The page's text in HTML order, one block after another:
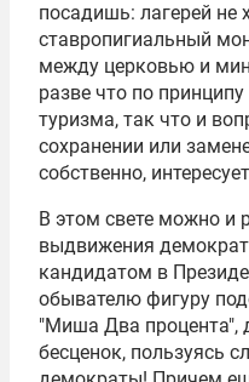
посадишь: лагерей не
ставропигиальный
между церковью и
разве что по
туризма, так что и
сохранении или
собственно,
В этом свете можно и
выдвижения
кандидатом в
обывателю фигуру
"Миша Два процента",
бесценок, пользуясь